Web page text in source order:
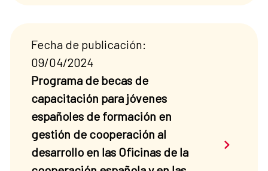
Fecha de publicación:
09/04/2024
Programa de becas de
capacitación para jóvenes
españoles de formación en
gestión de cooperación al
desarrollo en las Oficinas de la
Saber